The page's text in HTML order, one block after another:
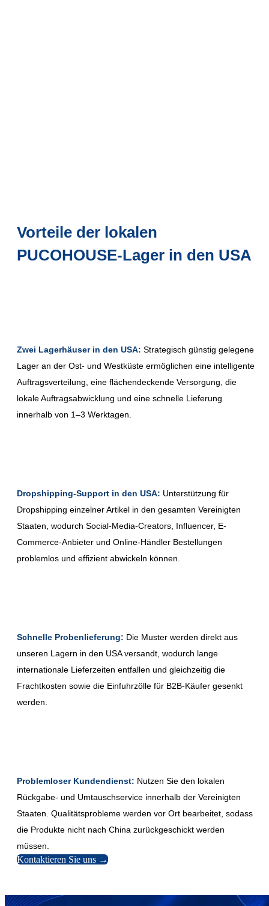
Vorteile der lokalen
PUCOHOUSE-Lager in den USA
Zwei Lagerhäuser in den USA: Strategisch günstig gelegene
Lager an der Ost- und Westküste ermöglichen eine intelligente
Auftragsverteilung, eine flächendeckende Versorgung, die
lokale Auftragsabwicklung und eine schnelle Lieferung
innerhalb von 1–3 Werktagen.
Dropshipping-Support in den USA: Unterstützung für
Dropshipping einzelner Artikel in den gesamten Vereinigten
Staaten, wodurch Social-Media-Creators, Influencer, E-
Commerce-Anbieter und Online-Händler Bestellungen
problemlos und effizient abwickeln können.
Schnelle Probenlieferung: Die Muster werden direkt aus
unseren Lagern in den USA versandt, wodurch lange
internationale Lieferzeiten entfallen und gleichzeitig die
Frachtkosten sowie die Einfuhrzölle für B2B-Käufer gesenkt
werden.
Problemloser Kundendienst: Nutzen Sie den lokalen
Rückgabe- und Umtauschservice innerhalb der Vereinigten
Staaten. Qualitätsprobleme werden vor Ort bearbeitet, sodass
die Produkte nicht nach China zurückgeschickt werden
müssen.
Kontaktieren Sie uns →